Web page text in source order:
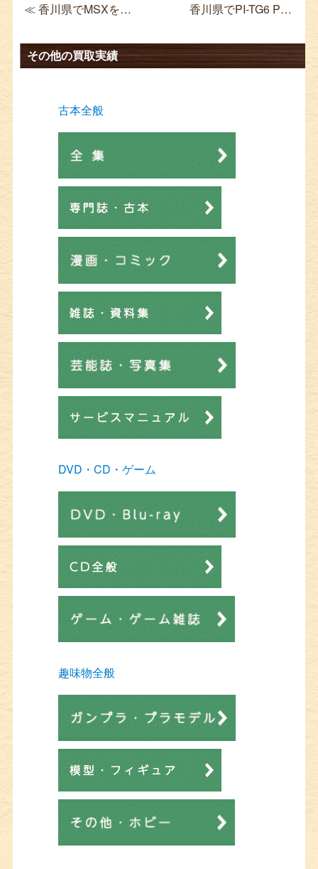
≪ 香川県でMSXを買取 ナムコ キング&バルーン ROM レトロゲーム 香川県でPI-TG6 PCエンジン GT 本体を買取 レトロゲーム ≫
その他の買取実績
古本全般
DVD・CD・ゲーム
趣味物全般